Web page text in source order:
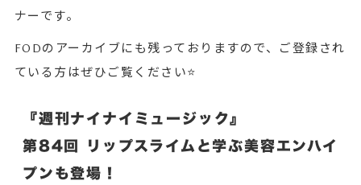
ナーです。
FODのアーカイブにも残っておりますので、ご登録され
ている方はぜひご覧ください⭐️
『週刊ナイナイミュージック』
第84回 リップスライムと学ぶ美容エンハイ
プンも登場！